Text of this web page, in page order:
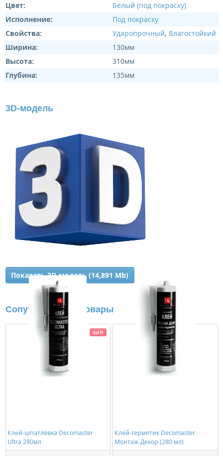
Цвет:
Белый (под покраску)
Исполнение:
Под покраску
Свойства:
Ударопрочный, Влагостойкий
Ширина:
130мм
Высота:
310мм
Глубина:
135мм
3D-модель
Показать 3D-модель (14,891 Mb)
Сопутствующие товары
Клей-шпатлёвка Decomaster
Ultra 280мл
ХИТ!
Клей-герметик Decomaster
Монтаж-Декор (280 мл)